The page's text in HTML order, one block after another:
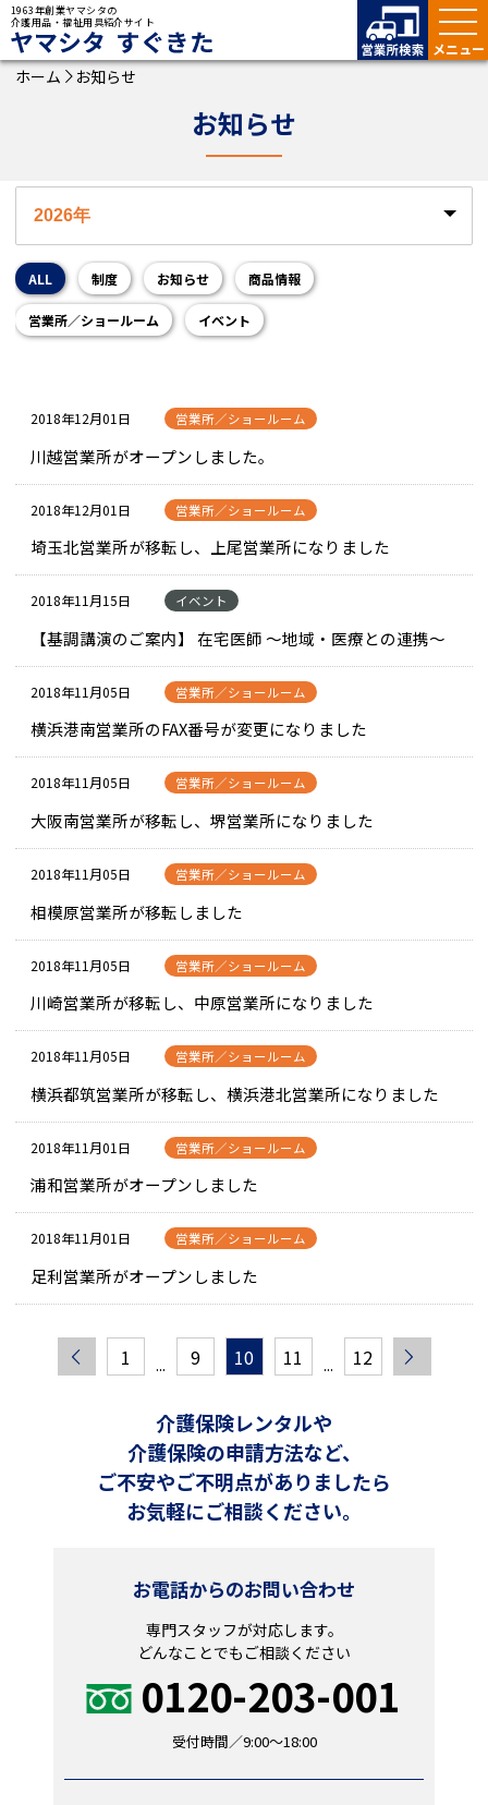
1963年創業ヤマシタの
介護用品・福祉用具紹介サイト
ホーム お知らせ
お知らせ
ALL 制度 お知らせ 商品情報
営業所／ショールーム イベント
2018年12月01日 営業所／ショールーム
川越営業所がオープンしました。
2018年12月01日 営業所／ショールーム
埼玉北営業所が移転し、上尾営業所になりました
2018年11月15日 イベント
【基調講演のご案内】 在宅医師 ～地域・医療との連携～
2018年11月05日 営業所／ショールーム
横浜港南営業所のFAX番号が変更になりました
2018年11月05日 営業所／ショールーム
大阪南営業所が移転し、堺営業所になりました
2018年11月05日 営業所／ショールーム
相模原営業所が移転しました
2018年11月05日 営業所／ショールーム
川崎営業所が移転し、中原営業所になりました
2018年11月05日 営業所／ショールーム
横浜都筑営業所が移転し、横浜港北営業所になりました
2018年11月01日 営業所／ショールーム
浦和営業所がオープンしました
2018年11月01日 営業所／ショールーム
足利営業所がオープンしました
1 ... 9 10 11 ... 12
介護保険レンタルや
介護保険の申請方法など、
ご不安やご不明点がありましたら
お気軽にご相談ください。
お電話からのお問い合わせ
専門スタッフが対応します。
どんなことでもご相談ください
0120-203-001
受付時間／9:00～18:00